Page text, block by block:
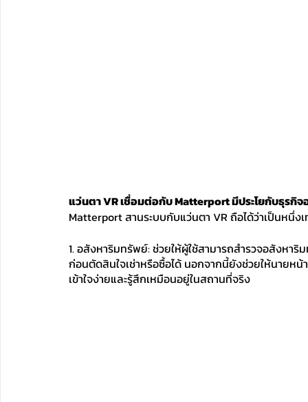
แว่นตา VR เชื่อมต่อกับ Matterport มีประโยกับธุรกิจ
Matterport สานระบบกับแว่นตา VR ถือได้ว่าเป็นหนึ่
1. อสังหาริมทรัพย์: ช่วยให้ผู้ใช้สามารถสำรวจอสังหา
ก่อนตัดสินใจเช่าหรือซื้อได้ นอกจากนี้ยังช่วยให้นายห
เข้าใจง่ายและรู้สึกเหมือนอยู่ในสถานที่จริง